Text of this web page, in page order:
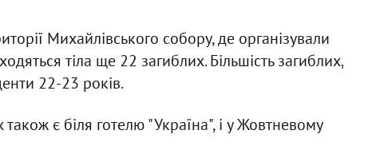
Михайлівського собору, де організували
тіла ще 22 загиблих. Більшість загиблих,
22-23 років.
є біля готелю "Україна", і у Жовтневому